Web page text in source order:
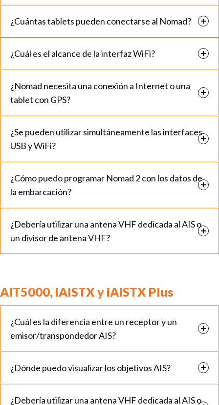
¿Cuántas tablets pueden conectarse al Nomad?
¿Cuál es el alcance de la interfaz WiFi?
¿Nomad necesita una conexión a Internet o una
tablet con GPS?
¿Se pueden utilizar simultáneamente las interfaces
USB y WiFi?
¿Cómo puedo programar Nomad 2 con los datos de
la embarcación?
¿Debería utilizar una antena VHF dedicada al AIS o
un divisor de antena VHF?
AIT5000, iAISTX y iAISTX Plus
¿Cuál es la diferencia entre un receptor y un
emisor/transpondedor AIS?
¿Dónde puedo visualizar los objetivos AIS?
¿Debería utilizar una antena VHF dedicada al AIS o